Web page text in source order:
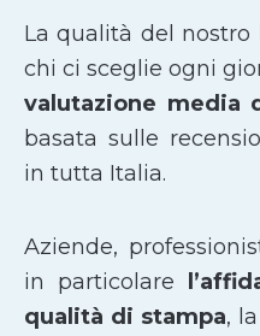
La qualità del
chi ci sceglie ogni
valutazione media
basata sulle
in tutta Italia.
Aziende,
in particolare
qualità di stampa, la